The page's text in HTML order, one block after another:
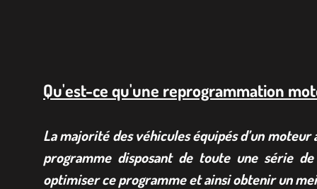
Qu'est-ce qu'une reprogrammation
La majorité des véhicules équipés d’un
programme disposant de toute une série
optimiser ce programme et ainsi obtenir un